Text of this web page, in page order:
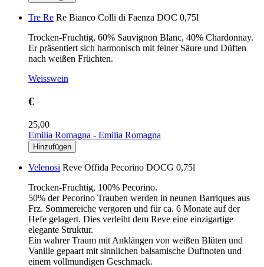
Tre Re Re Bianco Colli di Faenza DOC 0,75l
Trocken-Fruchtig, 60% Sauvignon Blanc, 40% Chardonnay.
Er präsentiert sich harmonisch mit feiner Säure und Düften
nach weißen Früchten.
Weisswein
€
25,00
Emilia Romagna - Emilia Romagna
Velenosi Reve Offida Pecorino DOCG 0,75l
Trocken-Fruchtig, 100% Pecorino.
50% der Pecorino Trauben werden in neunen Barriques aus
Frz. Sommereiche vergoren und für ca. 6 Monate auf der
Hefe gelagert. Dies verleiht dem Reve eine einzigartige
elegante Struktur.
Ein wahrer Traum mit Anklängen von weißen Blüten und
Vanille gepaart mit sinnlichen balsamische Duftnoten und
einem vollmundigen Geschmack.